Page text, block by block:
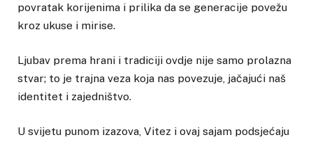
povratak korijenima i prilika da se generacije povežu
kroz ukuse i mirise.
Ljubav prema hrani i tradiciji ovdje nije samo prolazna
stvar; to je trajna veza koja nas povezuje, jačajući naš
identitet i zajedništvo.
U svijetu punom izazova, Vitez i ovaj sajam podsjećaju